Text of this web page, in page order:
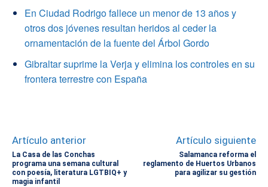
En Ciudad Rodrigo fallece un menor de 13 años y
otros dos jóvenes resultan heridos al ceder la
ornamentación de la fuente del Árbol Gordo
Gibraltar suprime la Verja y elimina los controles en su
frontera terrestre con España
Artículo anterior
La Casa de las Conchas
programa una semana cultural
con poesía, literatura LGTBIQ+ y
magia infantil
Artículo siguiente
Salamanca reforma el
reglamento de Huertos Urbanos
para agilizar su gestión